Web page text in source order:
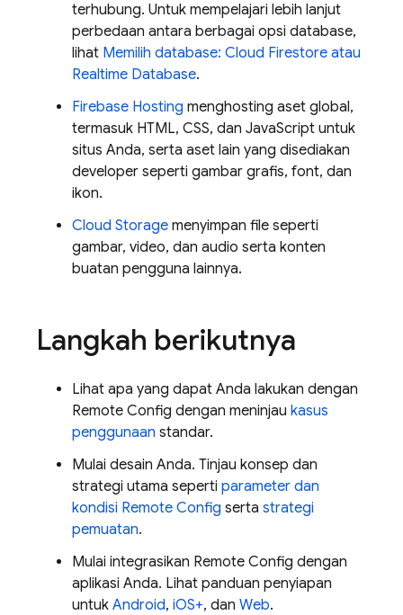
terhubung. Untuk mempelajari lebih lanjut
perbedaan antara berbagai opsi database,
lihat Memilih database: Cloud Firestore atau
Realtime Database.
Firebase Hosting menghosting aset global,
termasuk HTML, CSS, dan JavaScript untuk
situs Anda, serta aset lain yang disediakan
developer seperti gambar grafis, font, dan
ikon.
Cloud Storage menyimpan file seperti
gambar, video, dan audio serta konten
buatan pengguna lainnya.
Langkah berikutnya
Lihat apa yang dapat Anda lakukan dengan
Remote Config dengan meninjau kasus
penggunaan standar.
Mulai desain Anda. Tinjau konsep dan
strategi utama seperti parameter dan
kondisi Remote Config serta strategi
pemuatan.
Mulai integrasikan Remote Config dengan
aplikasi Anda. Lihat panduan penyiapan
untuk Android, iOS+, dan Web.